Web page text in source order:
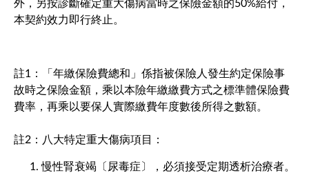
外，另按診斷確定重大傷病當時之保險金額的50%給付，
本契約效力即行終止。
註1：「年繳保險費總和」係指被保險人發生約定保險事
故時之保險金額，乘以本險年繳繳費方式之標準體保險費
費率，再乘以要保人實際繳費年度數後所得之數額。
註2：八大特定重大傷病項目：
慢性腎衰竭〔尿毒症〕，必須接受定期透析治療者。